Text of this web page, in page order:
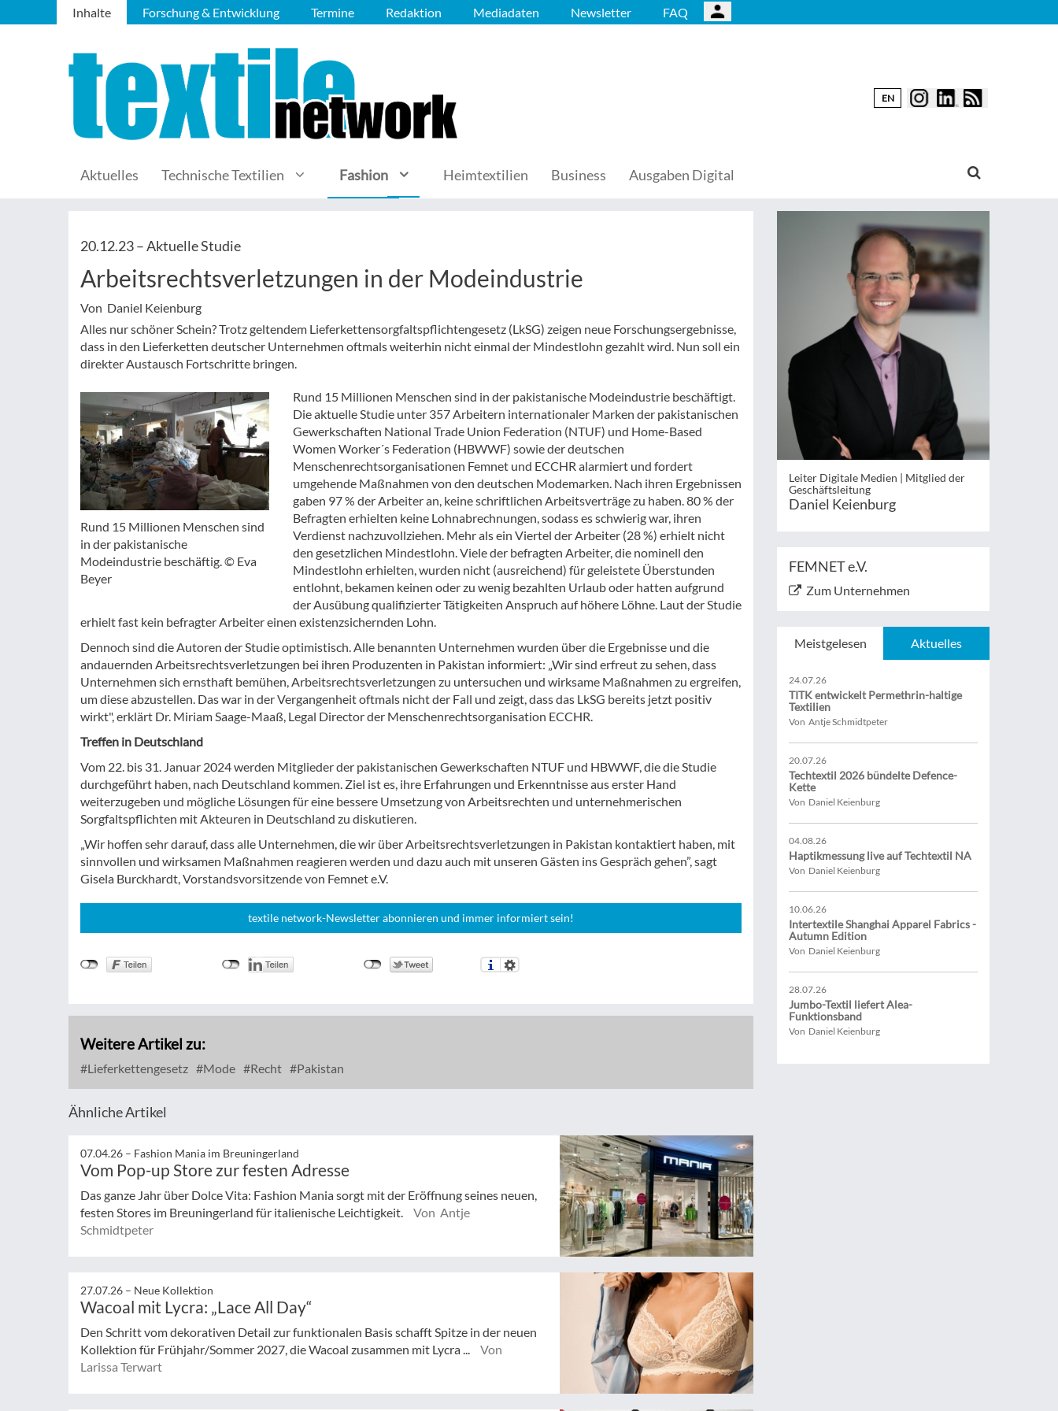
Inhalte Forschung & Entwicklung Termine Redaktion Mediadaten Newsletter FAQ
EN
Aktuelles Technische Textilien Fashion Heimtextilien Business Ausgaben Digital
20.12.23 –Aktuelle Studie
Arbeitsrechtsverletzungen in der Modeindustrie
Von Daniel Keienburg
Alles nur schöner Schein? Trotz geltendem Lieferkettensorgfaltspflichtengesetz (LkSG) zeigen neue Forschungsergebnisse,
dass in den Lieferketten deutscher Unternehmen oftmals weiterhin nicht einmal der Mindestlohn gezahlt wird. Nun soll ein
direkter Austausch Fortschritte bringen.
Rund 15 Millionen Menschen sind
in der pakistanische
Modeindustrie beschäftig. © Eva
Beyer
Rund 15 Millionen Menschen sind in der pakistanische Modeindustrie beschäftigt.
Die aktuelle Studie unter 357 Arbeitern internationaler Marken der pakistanischen
Gewerkschaften National Trade Union Federation (NTUF) und Home-Based
Women Worker´s Federation (HBWWF) sowie der deutschen
Menschenrechtsorganisationen Femnet und ECCHR alarmiert und fordert
umgehende Maßnahmen von den deutschen Modemarken. Nach ihren Ergebnissen
gaben 97 % der Arbeiter an, keine schriftlichen Arbeitsverträge zu haben. 80 % der
Befragten erhielten keine Lohnabrechnungen, sodass es schwierig war, ihren
Verdienst nachzuvollziehen. Mehr als ein Viertel der Arbeiter (28 %) erhielt nicht
den gesetzlichen Mindestlohn. Viele der befragten Arbeiter, die nominell den
Mindestlohn erhielten, wurden nicht (ausreichend) für geleistete Überstunden
entlohnt, bekamen keinen oder zu wenig bezahlten Urlaub oder hatten aufgrund
der Ausübung qualifizierter Tätigkeiten Anspruch auf höhere Löhne. Laut der Studie
erhielt fast kein befragter Arbeiter einen existenzsichernden Lohn.
Dennoch sind die Autoren der Studie optimistisch. Alle benannten Unternehmen wurden über die Ergebnisse und die
andauernden Arbeitsrechtsverletzungen bei ihren Produzenten in Pakistan informiert: „Wir sind erfreut zu sehen, dass
Unternehmen sich ernsthaft bemühen, Arbeitsrechtsverletzungen zu untersuchen und wirksame Maßnahmen zu ergreifen,
um diese abzustellen. Das war in der Vergangenheit oftmals nicht der Fall und zeigt, dass das LkSG bereits jetzt positiv
wirkt", erklärt Dr. Miriam Saage-Maaß, Legal Director der Menschenrechtsorganisation ECCHR.
Treffen in Deutschland
Vom 22. bis 31. Januar 2024 werden Mitglieder der pakistanischen Gewerkschaften NTUF und HBWWF, die die Studie
durchgeführt haben, nach Deutschland kommen. Ziel ist es, ihre Erfahrungen und Erkenntnisse aus erster Hand
weiterzugeben und mögliche Lösungen für eine bessere Umsetzung von Arbeitsrechten und unternehmerischen
Sorgfaltspflichten mit Akteuren in Deutschland zu diskutieren.
„Wir hoffen sehr darauf, dass alle Unternehmen, die wir über Arbeitsrechtsverletzungen in Pakistan kontaktiert haben, mit
sinnvollen und wirksamen Maßnahmen reagieren werden und dazu auch mit unseren Gästen ins Gespräch gehen”, sagt
Gisela Burckhardt, Vorstandsvorsitzende von Femnet e.V.
textile network-Newsletter abonnieren und immer informiert sein!
Weitere Artikel zu:
Lieferkettengesetz Mode Recht Pakistan
Ähnliche Artikel
07.04.26 – Fashion Mania im Breuningerland
Vom Pop-up Store zur festen Adresse
Das ganze Jahr über Dolce Vita: Fashion Mania sorgt mit der Eröffnung seines neuen,
festen Stores im Breuningerland für italienische Leichtigkeit.
Von Antje
Schmidtpeter
27.07.26 – Neue Kollektion
Wacoal mit Lycra: „Lace All Day“
Den Schritt vom dekorativen Detail zur funktionalen Basis schafft Spitze in der neuen
Kollektion für Frühjahr/Sommer 2027, die Wacoal zusammen mit Lycra ...
Von
Larissa Terwart
Leiter Digitale Medien | Mitglied der
Geschäftsleitung
Daniel Keienburg
FEMNET e.V.
Zum Unternehmen
Meistgelesen Aktuelles
24.07.26
TITK entwickelt Permethrin-haltige
Textilien
Von Antje Schmidtpeter
20.07.26
Techtextil 2026 bündelte Defence-
Kette
Von Daniel Keienburg
04.08.26
Haptikmessung live auf Techtextil NA
Von Daniel Keienburg
10.06.26
Intertextile Shanghai Apparel Fabrics -
Autumn Edition
Von Daniel Keienburg
28.07.26
Jumbo-Textil liefert Alea-
Funktionsband
Von Daniel Keienburg